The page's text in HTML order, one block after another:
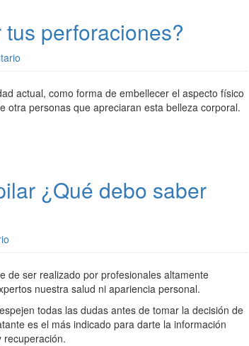
perforaciones?
actual, como forma de embellecer el aspecto físico
otra personas que apreciaran esta belleza corporal.
¿Qué debo saber
de ser realizado por profesionales altamente
nuestra salud ni apariencia personal.
todas las dudas antes de tomar la decisión de
es el más indicado para darte la información
recuperación.